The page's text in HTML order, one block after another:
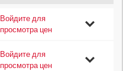
Войдите для
просмотра цен
Войдите для
просмотра цен